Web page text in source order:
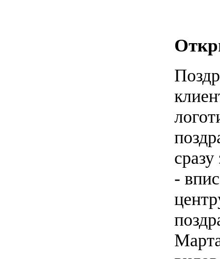
-